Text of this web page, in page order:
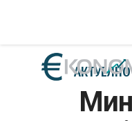
АКТУЕЛНО
ЕКОНОМИЈА
АКТУЕЛНО